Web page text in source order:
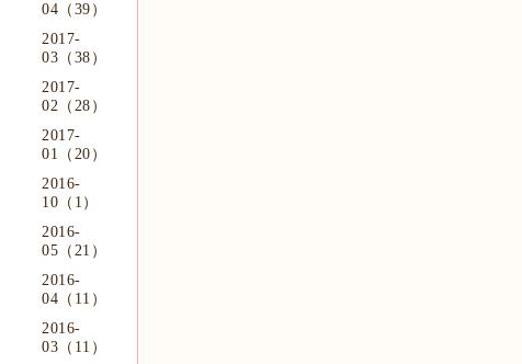
04（39）
2017-
03（38）
2017-
02（28）
2017-
01（20）
2016-
10（1）
2016-
05（21）
2016-
04（11）
2016-
03（11）